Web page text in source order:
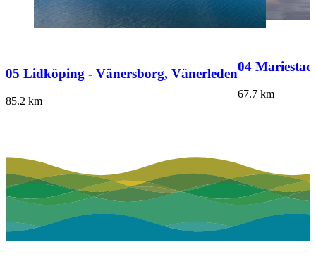
05 Lidköping - Vänersborg, Vänerleden
85.2 km
04
67.7 km